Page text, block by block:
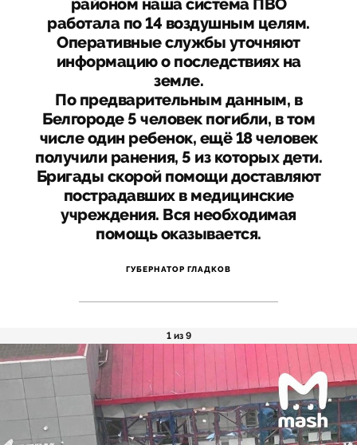
районом наша система ПВО
работала по 14 воздушным целям.
Оперативные службы уточняют
информацию о последствиях на
земле.
По предварительным данным, в
Белгороде 5 человек погибли, в том
числе один ребенок, ещё 18 человек
получили ранения, 5 из которых дети.
Бригады скорой помощи доставляют
пострадавших в медицинские
учреждения. Вся необходимая
помощь оказывается.
ГУБЕРНАТОР ГЛАДКОВ
1 из 9